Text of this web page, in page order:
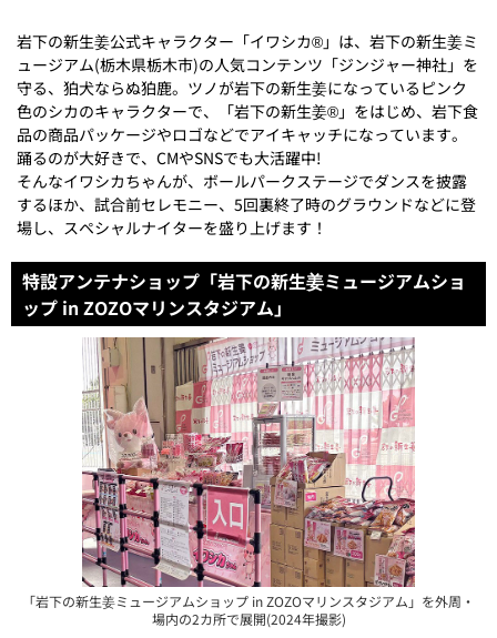
岩下の新生姜公式キャラクター「イワシカ®」は、岩下の新生姜ミ
ュージアム(栃木県栃木市)の人気コンテンツ「ジンジャー神社」を
守る、狛犬ならぬ狛鹿。ツノが岩下の新生姜になっているピンク
色のシカのキャラクターで、「岩下の新生姜®」をはじめ、岩下食
品の商品パッケージやロゴなどでアイキャッチになっています。
踊るのが大好きで、CMやSNSでも大活躍中!
そんなイワシカちゃんが、ボールパークステージでダンスを披露
するほか、試合前セレモニー、5回裏終了時のグラウンドなどに登
場し、スペシャルナイターを盛り上げます！
特設アンテナショップ「岩下の新生姜ミュージアムショ
ップ in ZOZOマリンスタジアム」
「岩下の新生姜ミュージアムショップ in ZOZOマリンスタジアム」を外周・
場内の2カ所で展開(2024年撮影)